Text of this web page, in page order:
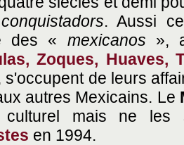
conquistadors. Aussi
des « mexicanos »,
Zoques, Huaves,
s'occupent de leurs
autres Mexicains. Le
culturel mais ne
en 1994.